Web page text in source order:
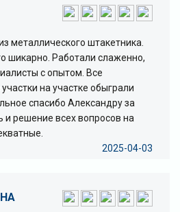
металлического штакетника.
шикарно. Работали слаженно,
с опытом. Все
на участке обыграли
спасибо Александру за
и решение всех вопросов на
2025-04-03